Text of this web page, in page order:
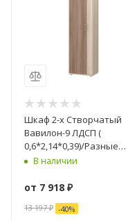
Шкаф 2-х Створчатый
Вавилон-9 ЛДСП (
0,6*2,14*0,39)/Разные
Цвета
В наличии
от 7 918 ₽
13 197 ₽ -40%